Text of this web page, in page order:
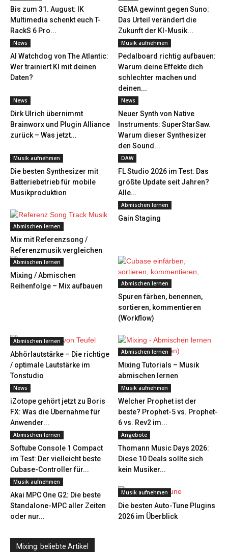
Bis zum 31. August: IK
Multimedia schenkt euch T-
RackS 6 Pro...
GEMA gewinnt gegen Suno:
Das Urteil verändert die
Zukunft der KI-Musik...
News
AI Watchdog von The Atlantic:
Wer trainiert KI mit deinen
Daten?
Musik aufnehmen
Pedalboard richtig aufbauen:
Warum deine Effekte dich
schlechter machen und
deinen...
News
Dirk Ulrich übernimmt
Brainworx und Plugin Alliance
zurück – Was jetzt...
News
Neuer Synth von Native
Instruments: SuperStarSaw.
Warum dieser Synthesizer
den Sound...
Musik aufnehmen
Die besten Synthesizer mit
Batteriebetrieb für mobile
Musikproduktion
DAW
FL Studio 2026 im Test: Das
größte Update seit Jahren?
Alle...
Abmischen lernen
Mix mit Referenzsong /
Referenzmusik vergleichen
Abmischen lernen
Gain Staging
Abmischen lernen
Mixing / Abmischen
Reihenfolge – Mix aufbauen
Abmischen lernen
Spuren färben, benennen,
sortieren, kommentieren
(Workflow)
Abmischen lernen
Abhörlautstärke – Die richtige
/ optimale Lautstärke im
Tonstudio
Abmischen lernen
Mixing Tutorials – Musik
abmischen lernen
News
iZotope gehört jetzt zu Boris
FX: Was die Übernahme für
Anwender...
Musik aufnehmen
Welcher Prophet ist der
beste? Prophet-5 vs. Prophet-
6 vs. Rev2 im...
Abmischen lernen
Softube Console 1 Compact
im Test: Der vielleicht beste
Cubase-Controller für...
Angebote
Thomann Music Days 2026:
Diese 10 Deals sollte sich
kein Musiker...
Musik aufnehmen
Akai MPC One G2: Die beste
Standalone-MPC aller Zeiten
oder nur...
Musik aufnehmen
Die besten Auto-Tune Plugins
2026 im Überblick
Mixing: beliebte Artikel